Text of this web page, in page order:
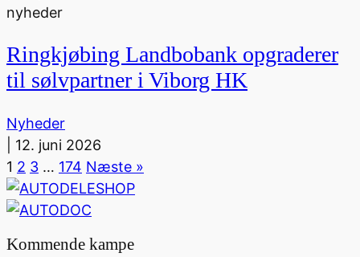
nyheder
Ringkjøbing Landbobank opgraderer
til sølvpartner i Viborg HK
Nyheder
12. juni 2026
1 2 3 … 174 Næste »
Kommende kampe